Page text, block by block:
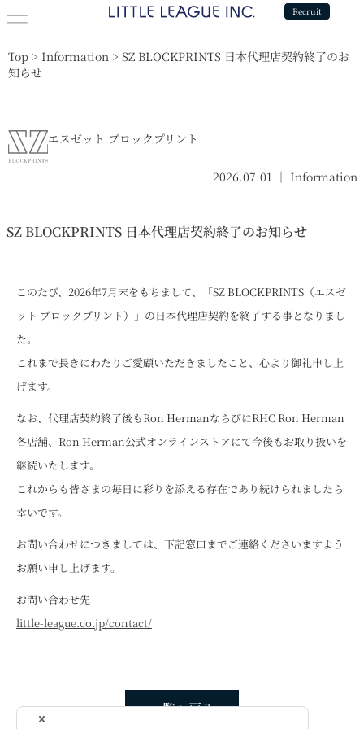
Recruit
Top > Information > SZ BLOCKPRINTS 日本代理店契約終了のお
知らせ
エスゼット ブロックプリント
2026.07.01 ｜ Information
SZ BLOCKPRINTS 日本代理店契約終了のお知らせ
このたび、2026年7月末をもちまして、「SZ BLOCKPRINTS（エスゼ
ット ブロックプリント）」の日本代理店契約を終了する事となりまし
た。
これまで長きにわたりご愛顧いただきましたこと、心より御礼申し上
げます。
なお、代理店契約終了後もRon HermanならびにRHC Ron Herman
各店舗、Ron Herman公式オンラインストアにて今後もお取り扱いを
継続いたします。
これからも皆さまの毎日に彩りを添える存在であり続けられましたら
幸いです。
お問い合わせにつきましては、下記窓口までご連絡くださいますよう
お願い申し上げます。
お問い合わせ先
little-league.co.jp/contact/
一覧へ戻る